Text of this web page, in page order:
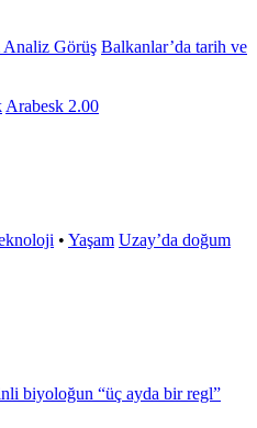
Analiz Görüş Balkanlar’da tarih ve
Arabesk 2.00
• Yaşam Uzay’da doğum
biyoloğun “üç ayda bir regl”